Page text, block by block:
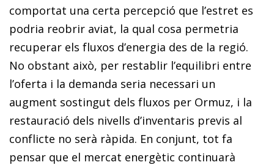
comportat una certa percepció que l’estret es
podria reobrir aviat, la qual cosa permetria
recuperar els fluxos d’energia des de la regió.
No obstant això, per restablir l’equilibri entre
l’oferta i la demanda seria necessari un
augment sostingut dels fluxos per Ormuz, i la
restauració dels nivells d’inventaris previs al
conflicte no serà ràpida. En conjunt, tot fa
pensar que el mercat energètic continuarà